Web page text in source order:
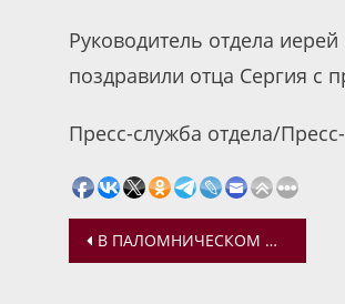
Руководитель отдела
поздравили отца Сергия с
Пресс-служба отдела/
Навигация
В ПАЛОМНИЧЕСКОМ ЦЕНТРЕ ЕПАРХИИ ПРОШЕЛ ПРАЗДНИК ПАЛОМНИКА